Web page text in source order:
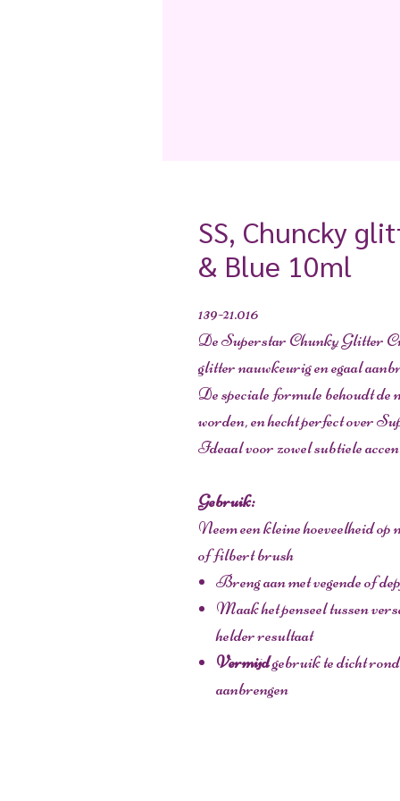
SS, Chuncky
& Blue 10ml
139-21.016
De Superstar Chunky Glitter
glitter nauwkeurig en egaal
De speciale formule behoudt de
worden, en hecht perfect over
Ideaal voor zowel subtiele
Gebruik:
Neem een kleine hoeveelheid
of filbert brush
Breng aan met vegende of
Maak het penseel tussen
helder resultaat
Vermijdgebruik te dicht
aanbrengen